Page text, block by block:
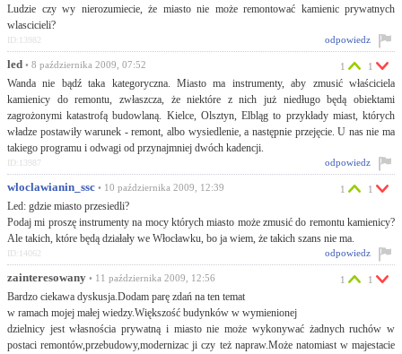
Ludzie czy wy nierozumiecie, że miasto nie może remontować kamienic prywatnych
wlascicieli?
odpowiedz
ID:13982
led • 8 października 2009, 07:52
Wanda nie bądź taka kategoryczna. Miasto ma instrumenty, aby zmusić właściciela
kamienicy do remontu, zwłaszcza, że niektóre z nich już niedługo będą obiektami
zagrożonymi katastrofą budowlaną. Kielce, Olsztyn, Elbląg to przykłady miast, których
władze postawiły warunek - remont, albo wysiedlenie, a następnie przejęcie. U nas nie ma
takiego programu i odwagi od przynajmniej dwóch kadencji.
1 1
odpowiedz
ID:13987
wloclawianin_ssc • 10 października 2009, 12:39
Led: gdzie miasto przesiedli?
Podaj mi proszę instrumenty na mocy których miasto może zmusić do remontu kamienicy?
Ale takich, które będą działały we Włocławku, bo ja wiem, że takich szans nie ma.
1 1
odpowiedz
ID:14062
zainteresowany • 11 października 2009, 12:56
Bardzo ciekawa dyskusja.Dodam parę zdań na ten temat
w ramach mojej małej wiedzy.Większość budynków w wymienionej
dzielnicy jest własnościa prywatną i miasto nie może wykonywać żadnych ruchów w
postaci remontów,przebudowy,modernizac ji czy też napraw.Może natomiast w majestacie
1 1